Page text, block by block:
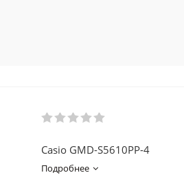
Casio GMD-S5610PP-4
Подробнее